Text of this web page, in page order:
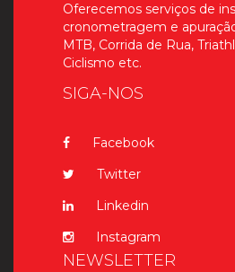
Oferecemos serviços de
cronometragem e
MTB, Corrida de Rua,
Ciclismo etc.
SIGA-NOS
Facebook
Twitter
Linkedin
Instagram
NEWSLETTER